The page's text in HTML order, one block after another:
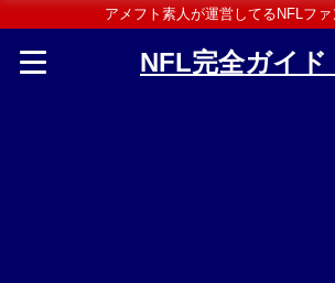
アメフト素人が運営してるNFLフ
NFL完全ガイド